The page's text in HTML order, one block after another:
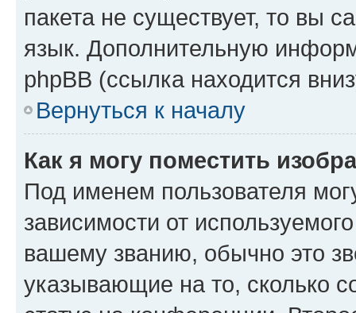
пакета не существует, то вы
язык. Дополнительную
phpBB (ссылка находится
Вернуться к началу
Как я могу поместить
Под именем пользователя
зависимости от
вашему званию, обычно это
указывающие на то, сколько